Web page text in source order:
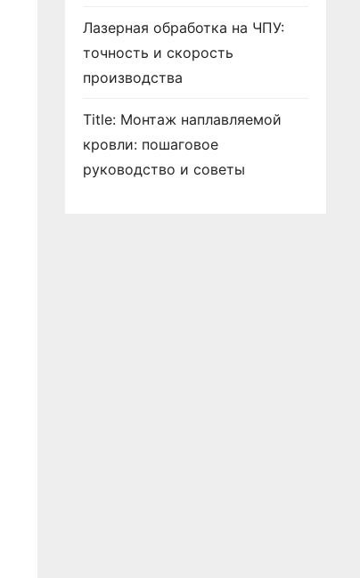
Лазерная обработка на ЧПУ:
точность и скорость
производства
Title: Монтаж наплавляемой
кровли: пошаговое
руководство и советы